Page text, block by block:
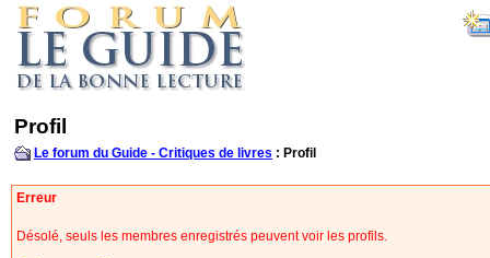
Profil
Le forum du Guide - Critiques de livres : Profil
Erreur
Désolé, seuls les membres enregistrés peuvent voir les profils.